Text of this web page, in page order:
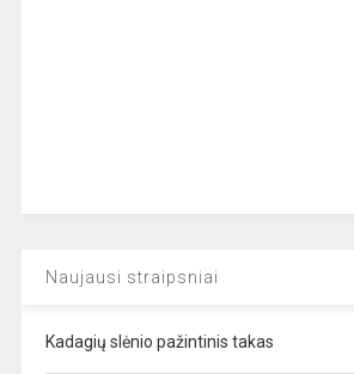
Naujausi straipsniai
Kadagių slėnio pažintinis takas